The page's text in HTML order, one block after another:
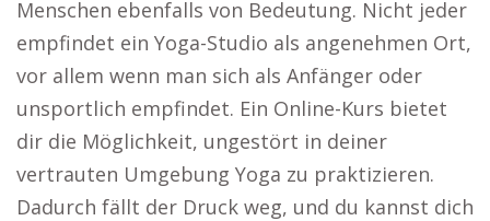
Menschen ebenfalls von Bedeutung. Nicht jeder
empfindet ein Yoga-Studio als angenehmen Ort,
vor allem wenn man sich als Anfänger oder
unsportlich empfindet. Ein Online-Kurs bietet
dir die Möglichkeit, ungestört in deiner
vertrauten Umgebung Yoga zu praktizieren.
Dadurch fällt der Druck weg, und du kannst dich